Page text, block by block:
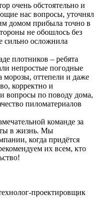
очень обстоятельно и
нас вопросы, уточнял
домом прибыла точно в
не обошлось без
сильно осложнила
плотников – ребята
непростые погодные
морозы, оттепели и даже
корректно и
вопросы по поводу дома,
пиломатериалов
команде за
в жизнь. Мы
когда придётся
их всем, кто
проектировщик